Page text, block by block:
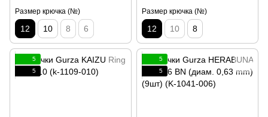
Размер крючка (№)
12 10 8 6
Размер крючка (№)
12 10 8
5
5
5
5